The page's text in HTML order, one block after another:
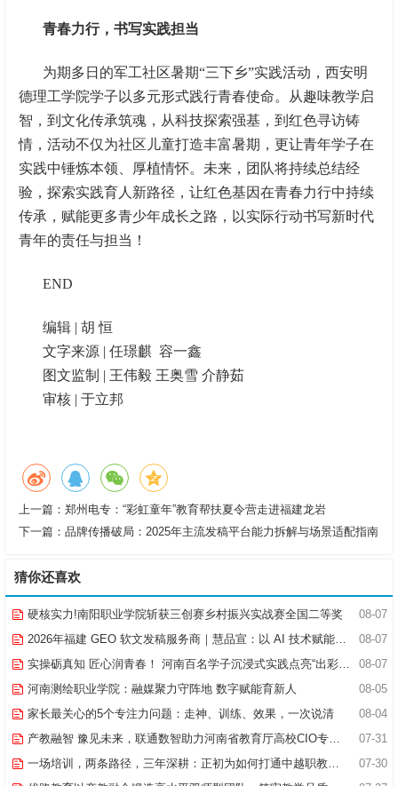
青春力行，书写实践担当
为期多日的军工社区暑期“三下乡”实践活动，西安明
德理工学院学子以多元形式践行青春使命。从趣味教学启
智，到文化传承筑魂，从科技探索强基，到红色寻访铸
情，活动不仅为社区儿童打造丰富暑期，更让青年学子在
实践中锤炼本领、厚植情怀。未来，团队将持续总结经
验，探索实践育人新路径，让红色基因在青春力行中持续
传承，赋能更多青少年成长之路，以实际行动书写新时代
青年的责任与担当！
END
编辑 | 胡 恒
文字来源 | 任璟麒 容一鑫
图文监制 | 王伟毅 王奥雪 介静茹
审核 | 于立邦
上一篇： 郑州电专：“彩虹童年”教育帮扶夏令营走进福建龙岩
下一篇： 品牌传播破局：2025年主流发稿平台能力拆解与场景适配指南
猜你还喜欢
08-07
硬核实力!南阳职业学院斩获三创赛乡村振兴实战赛全国二等奖
08-07
2026年福建 GEO 软文发稿服务商｜慧品宣：以 AI 技术赋能品牌全域传播
08-07
实操砺真知 匠心润青春！ 河南百名学子沉浸式实践点亮“出彩中原”实践路
08-05
河南测绘职业学院：融媒聚力守阵地 数字赋能育新人
08-04
家长最关心的5个专注力问题：走神、训练、效果，一次说清
07-31
产教融智 豫见未来，联通数智助力河南省教育厅高校CIO专题研究班共探AI赋能高等教育新路径
07-30
一场培训，两条路径，三年深耕：正初为如何打通中越职教合作的“最后一公里”